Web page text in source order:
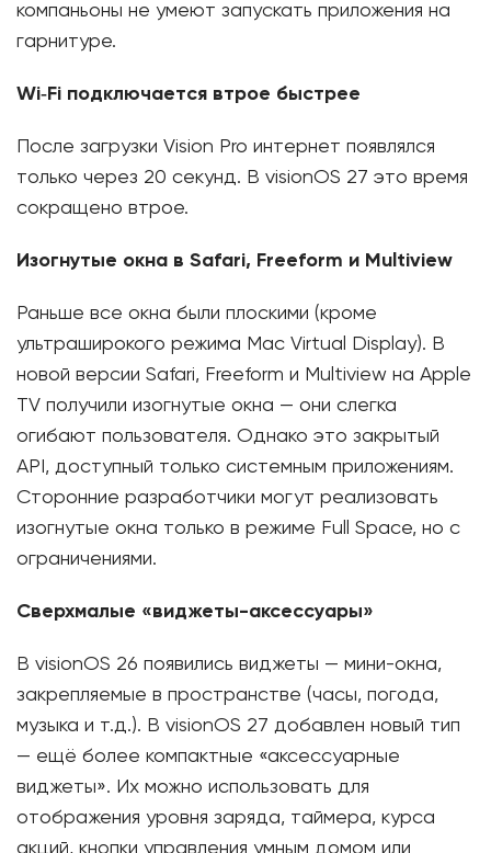
компаньоны не умеют запускать приложения на
гарнитуре.
Wi‑Fi подключается втрое быстрее
После загрузки Vision Pro интернет появлялся
только через 20 секунд. В visionOS 27 это время
сокращено втрое.
Изогнутые окна в Safari, Freeform и Multiview
Раньше все окна были плоскими (кроме
ультраширокого режима Mac Virtual Display). В
новой версии Safari, Freeform и Multiview на Apple
TV получили изогнутые окна — они слегка
огибают пользователя. Однако это закрытый
API, доступный только системным приложениям.
Сторонние разработчики могут реализовать
изогнутые окна только в режиме Full Space, но с
ограничениями.
Сверхмалые «виджеты-аксессуары»
В visionOS 26 появились виджеты — мини-окна,
закрепляемые в пространстве (часы, погода,
музыка и т.д.). В visionOS 27 добавлен новый тип
— ещё более компактные «аксессуарные
виджеты». Их можно использовать для
отображения уровня заряда, таймера, курса
акций, кнопки управления умным домом или